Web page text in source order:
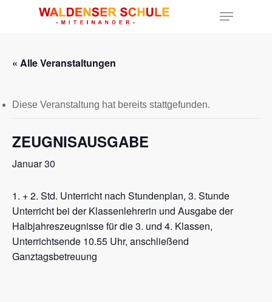
« Alle Veranstaltungen
Diese Veranstaltung hat bereits stattgefunden.
ZEUGNISAUSGABE
Januar 30
1. + 2. Std. Unterricht nach Stundenplan, 3. Stunde
Unterricht bei der Klassenlehrerin und Ausgabe der
Halbjahreszeugnisse für die 3. und 4. Klassen,
Unterrichtsende 10.55 Uhr, anschließend
Ganztagsbetreuung